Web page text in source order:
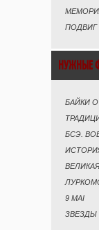
ПОДВИГ
НУЖНЫЕ
БАЙКИ
БСЭ.
9 MAI